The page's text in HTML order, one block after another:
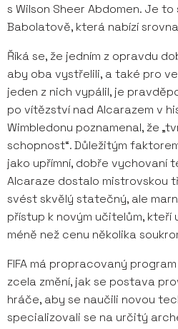
s Wilson Sheer Abdomen. Je
Babolatově, která nabízí
Říká se, že jedním z opravdu
aby oba vystřelili, a také pro
jeden z nich vypálil, je
po vítězství nad Alcarazem v
Wimbledonu poznamenal, že
schopnost“. Důležitým
jako upřímní, dobře vychovaní
Alcaraze dostalo mistrovskou
svést skvělý statečný, ale
přístup k novým učitelům, kteří
méně než cenu několika
FIFA má propracovaný
zcela změní, jak se postava
hráče, aby se naučili novou
specializovali se na určitý